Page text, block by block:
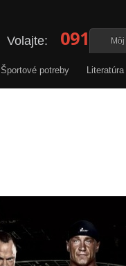
Volajte: 0911
Športové potreby Literatúra